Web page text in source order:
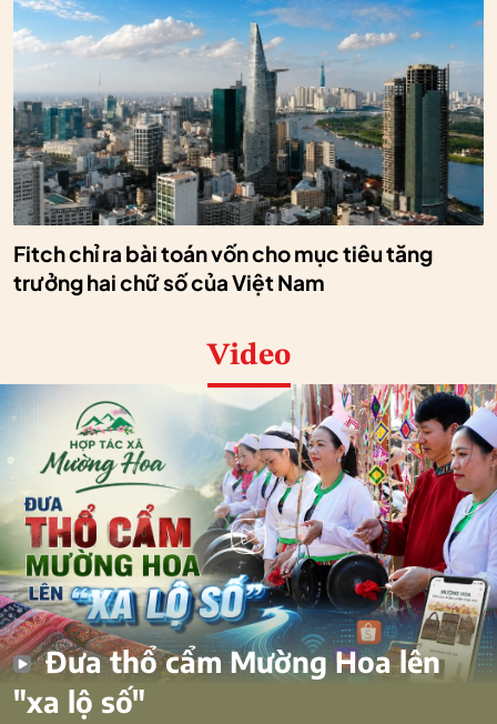
Fitch chỉ ra bài toán vốn cho mục tiêu tăng
trưởng hai chữ số của Việt Nam
Video
Đưa thổ cẩm Mường Hoa lên
"xa lộ số"